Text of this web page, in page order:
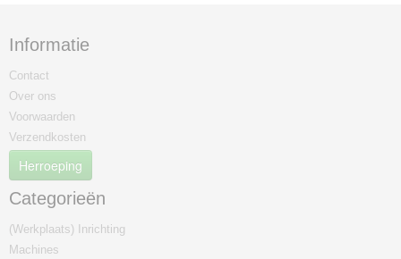
Informatie
Contact
Over ons
Voorwaarden
Verzendkosten
Herroeping
Categorieën
(Werkplaats) Inrichting
Machines